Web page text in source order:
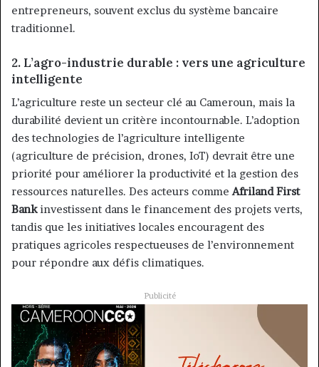
entrepreneurs, souvent exclus du système bancaire
traditionnel.
2. L’agro-industrie durable : vers une agriculture
intelligente
L’agriculture reste un secteur clé au Cameroun, mais la
durabilité devient un critère incontournable. L’adoption
des technologies de l’agriculture intelligente
(agriculture de précision, drones, IoT) devrait être une
priorité pour améliorer la productivité et la gestion des
ressources naturelles. Des acteurs commeAfriland First
Bankinvestissent dans le financement des projets verts,
tandis que les initiatives locales encouragent des
pratiques agricoles respectueuses de l’environnement
pour répondre aux défis climatiques.
Publicité